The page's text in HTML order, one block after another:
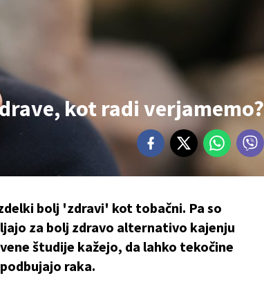
kot radi verjamemo?
bolj 'zdravi' kot tobačni. Pa so
za bolj zdravo alternativo kajenju
študije kažejo, da lahko tekočine
raka.